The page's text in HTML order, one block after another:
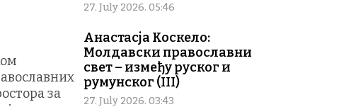
за
27. July 2026. 05:46
Анастасја Коскело:
Молдавски православни
свет – између руског и
румунског (III)
27. July 2026. 03:43